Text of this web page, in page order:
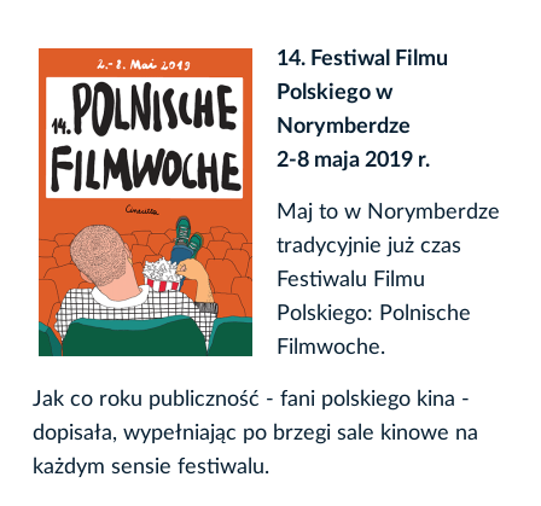
14. Festiwal Filmu
Polskiego w
Norymberdze
2-8 maja 2019 r.
Maj to w Norymberdze
tradycyjnie już czas
Festiwalu Filmu
Polskiego: Polnische
Filmwoche.
Jak co roku publiczność - fani polskiego kina -
dopisała, wypełniając po brzegi sale kinowe na
każdym sensie festiwalu.